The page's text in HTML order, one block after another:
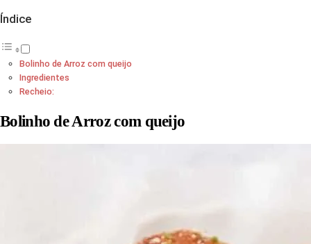
Índice
Bolinho de Arroz com queijo
Ingredientes
Recheio:
Bolinho de Arroz com queijo